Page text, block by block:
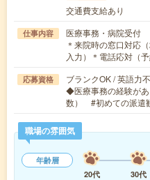
交通費支給あり
仕事内容
医療事務・病院受付
＊来院時の窓口対応
入力）＊電話応対（
応募資格
ブランクOK / 英語力
◆医療事務の経験が
数） #初めての派遣
職場の雰囲気
年齢層
20代
30代